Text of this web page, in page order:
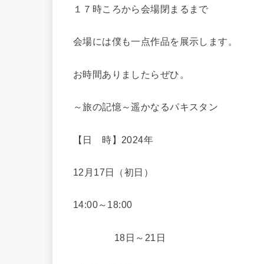
１７時ころから会場閉まるまで
会場には僕も一点作品を展示します。
お時間ありましたらぜひ。
～旅の記憶～遥かなるパキスタン
【日 時】2024年
12月17日（初日）
14:00～18:00
18日～21日